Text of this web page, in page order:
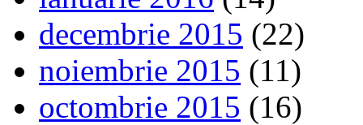
decembrie 2015 (22)
noiembrie 2015 (11)
octombrie 2015 (16)